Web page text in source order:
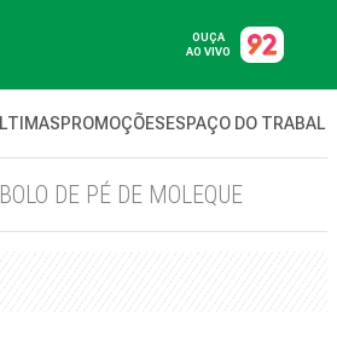
OUÇA
AO VIVO
PROMOÇÕESESPAÇO DO
BOLO DE PÉ DE MOLEQUE